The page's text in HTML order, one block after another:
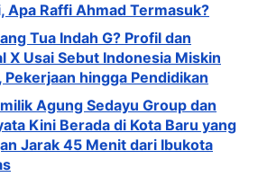
Apa Raffi Ahmad Termasuk?
Tua Indah G? Profil dan
X Usai Sebut Indonesia Miskin
Pekerjaan hingga Pendidikan
Agung Sedayu Group dan
Kini Berada di Kota Baru yang
Jarak 45 Menit dari Ibukota